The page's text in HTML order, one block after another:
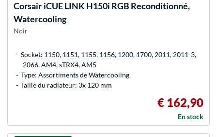
Corsair iCUE LINK H150i RGB Reconditionné,
Watercooling
Noir
Socket: 1150, 1151, 1155, 1156, 1200, 1700, 2011, 2011-3,
2066, AM4, sTRX4, AM5
Type: Assortiments de Watercooling
Taille du radiateur: 3x 120 mm
€ 162,90
En stock